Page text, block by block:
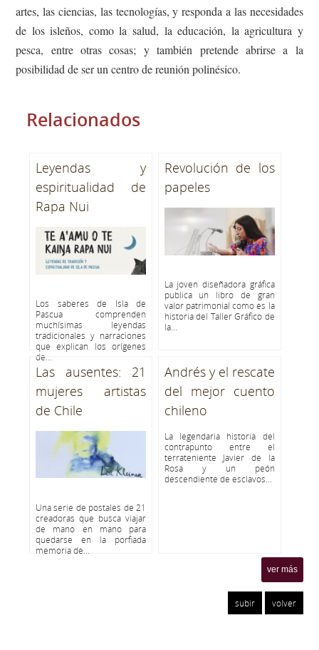
artes, las ciencias, las tecnologías, y responda a las necesidades
de los isleños, como la salud, la educación, la agricultura y
pesca, entre otras cosas; y también pretende abrirse a la
posibilidad de ser un centro de reunión polinésico.
Relacionados
Leyendas y
espiritualidad de
Rapa Nui
Los saberes de Isla de
Pascua comprenden
muchísimas leyendas
tradicionales y narraciones
que explican los orígenes
de...
Revolución de los
papeles
La joven diseñadora gráfica
publica un libro de gran
valor patrimonial como es la
historia del Taller Gráfico de
la...
Las ausentes: 21
mujeres artistas
de Chile
Una serie de postales de 21
creadoras que busca viajar
de mano en mano para
quedarse en la porfiada
memoria de...
Andrés y el rescate
del mejor cuento
chileno
La legendaria historia del
contrapunto entre el
terrateniente Javier de la
Rosa y un peón
descendiente de esclavos...
ver más
subir volver